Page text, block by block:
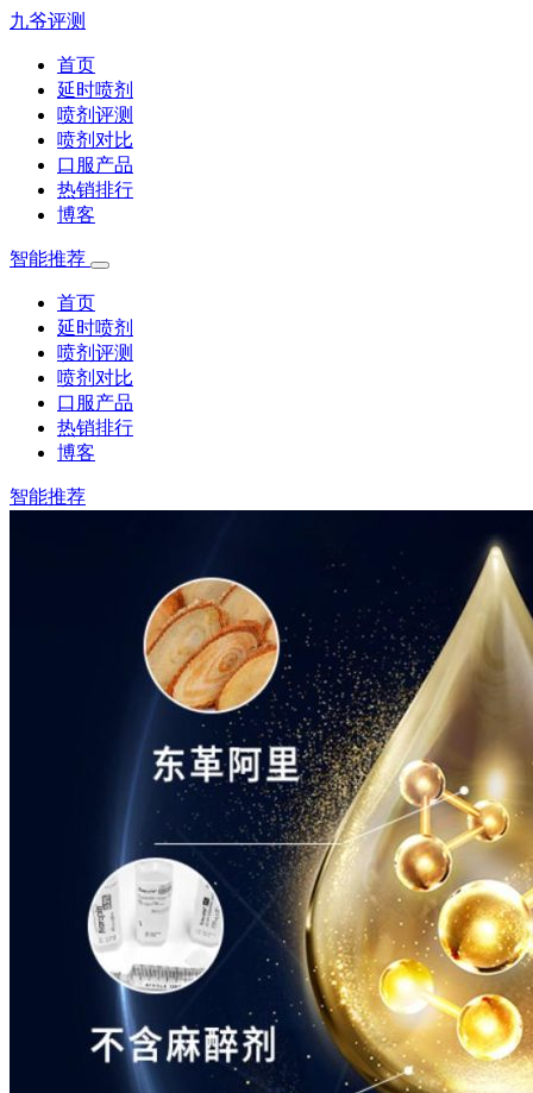
九爷评测
首页
延时喷剂
喷剂评测
喷剂对比
口服产品
热销排行
博客
智能推荐
首页
延时喷剂
喷剂评测
喷剂对比
口服产品
热销排行
博客
智能推荐